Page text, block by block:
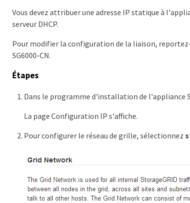
Vous devez attribuer une adresse IP statique à
serveur DHCP.
Pour modifier la configuration de la liaison,
SG6000-CN.
Étapes
Dans le programme d'installation de l'appliance
La page Configuration IP s'affiche.
Pour configurer le réseau de grille, sélectionnez